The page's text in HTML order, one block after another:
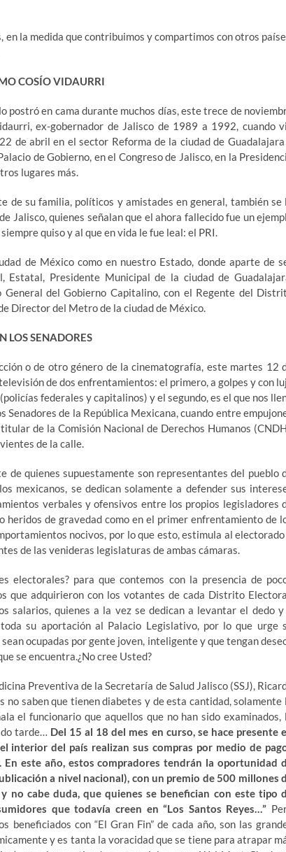
en la medida que contribuimos y compartimos con otros
COSÍO VIDAURRI
en cama durante muchos días, este trece de
ex-gobernador de Jalisco de 1989 a 1992, cuando
de abril en el sector Reforma de la ciudad de
de Gobierno, en el Congreso de Jalisco, en la
lugares más.
de su familia, políticos y amistades en general, también se
Jalisco, quienes señalan que el ahora fallecido fue un
quiso y al que en vida le fue leal: el PRI.
de México como en nuestro Estado, donde aparte de
Estatal, Presidente Municipal de la ciudad de
del Gobierno Capitalino, con el Regente del
Director del Metro de la ciudad de México.
LOS SENADORES
o de otro género de la cinematografía, este martes 12
de dos enfrentamientos: el primero, a golpes y con
federales y capitalinos) y el segundo, es el que nos
de la República Mexicana, cuando entre
de la Comisión Nacional de Derechos Humanos
de la calle.
de quienes supuestamente son representantes del pueblo
mexicanos, se dedican solamente a defender sus
verbales y ofensivos entre los propios legisladores
heridos de gravedad como en el primer enfrentamiento de
nocivos, por lo que esto, estimula al electorado
de las venideras legislaturas de ambas cámaras.
electorales? para que contemos con la presencia de
que adquirieron con los votantes de cada Distrito
salarios, quienes a la vez se dedican a levantar el dedo y
su aportación al Palacio Legislativo, por lo que urge
ocupadas por gente joven, inteligente y que tengan
se encuentra.¿No cree Usted?
Preventiva de la Secretaría de Salud Jalisco (SSJ),
saben que tienen diabetes y de esta cantidad, solamente
el funcionario que aquellos que no han sido examinados,
tarde… Del 15 al 18 del mes en curso, se hace presente
interior del país realizan sus compras por medio de
este año, estos compradores tendrán la oportunidad
a nivel nacional), con un premio de 500 millones
no cabe duda, que quienes se benefician con este tipo
que todavía creen en “Los Santos Reyes…”
con “El Gran Fin” de cada año, son las
y es tanta la voracidad que se tiene para atrapar